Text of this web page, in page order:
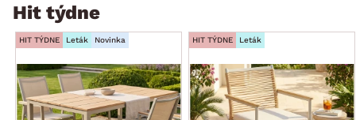
Hit týdne
HIT TÝDNE Leták Novinka HIT TÝDNE Leták